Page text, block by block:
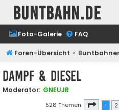
buntbahn.de
Foto-Galerie FAQ
Foren-Übersicht Buntbahner
Dampf & Diesel
Moderator: GNEUJR
528 Themen Seite
1 2